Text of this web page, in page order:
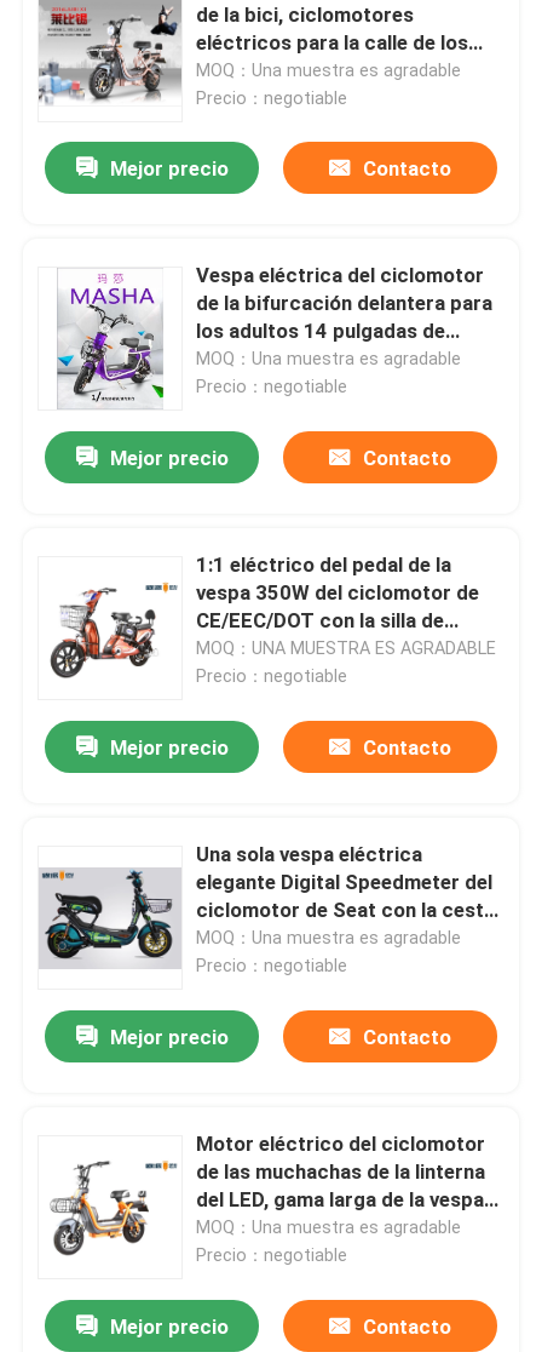
Hogar
de la bici, ciclomotores
eléctricos para la calle de los
adultos legal
MOQ：Una muestra es agradable
Precio：negotiable
Mejor precio Contacto
Vespa eléctrica del ciclomotor
de la bifurcación delantera para
los adultos 14 pulgadas de
motor
MOQ：Una muestra es agradable
Precio：negotiable
Mejor precio Contacto
1:1 eléctrico del pedal de la
vespa 350W del ciclomotor de
CE/EEC/DOT con la silla de
montar suave grande
MOQ：UNA MUESTRA ES AGRADABLE
Precio：negotiable
Mejor precio Contacto
Una sola vespa eléctrica
elegante Digital Speedmeter del
ciclomotor de Seat con la cesta
de compras
MOQ：Una muestra es agradable
Precio：negotiable
Mejor precio Contacto
Motor eléctrico del ciclomotor
de las muchachas de la linterna
del LED, gama larga de la vespa
eléctrica del pedal
MOQ：Una muestra es agradable
Precio：negotiable
Mejor precio Contacto